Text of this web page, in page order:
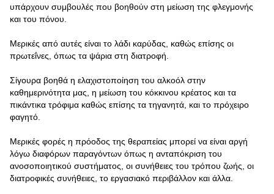
υπάρχουν συμβουλές που βοηθούν στη μείωση της φλεγμονής
και του πόνου.
Μερικές από αυτές είναι το λάδι καρύδας, καθώς επίσης οι
πρωτεΐνες, όπως τα ψάρια στη διατροφή.
Σίγουρα βοηθά η ελαχιστοποίηση του αλκοόλ στην
καθημερινότητα μας, η μείωση του κόκκινου κρέατος και τα
πικάντικα τρόφιμα καθώς επίσης τα τηγανητά, και το πρόχειρο
φαγητό.
Μερικές φορές η πρόοδος της θεραπείας μπορεί να είναι αργή
λόγω διαφόρων παραγόντων όπως η ανταπόκριση του
ανοσοποιητικού συστήματος, οι συνήθειες του τρόπου ζωής, οι
διατροφικές συνήθειες, το εργασιακό περιβάλλον και άλλα.